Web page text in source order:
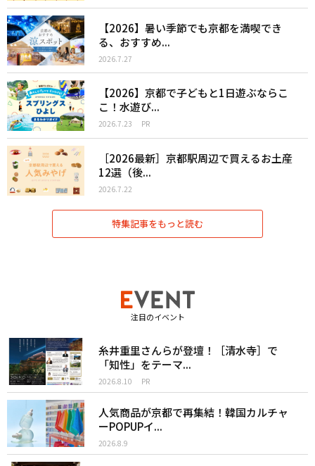
【2026】暑い季節でも京都を満喫でき
る、おすすめ...
2026.7.27
【2026】京都で子どもと1日遊ぶならこ
こ！水遊び...
2026.7.23 PR
［2026最新］京都駅周辺で買えるお土産
12選（後...
2026.7.22
特集記事をもっと読む
注目のイベント
糸井重里さんらが登壇！［清水寺］で
「知性」をテーマ...
2026.8.10 PR
人気商品が京都で再集結！韓国カルチャ
ーPOPUPイ...
2026.8.9